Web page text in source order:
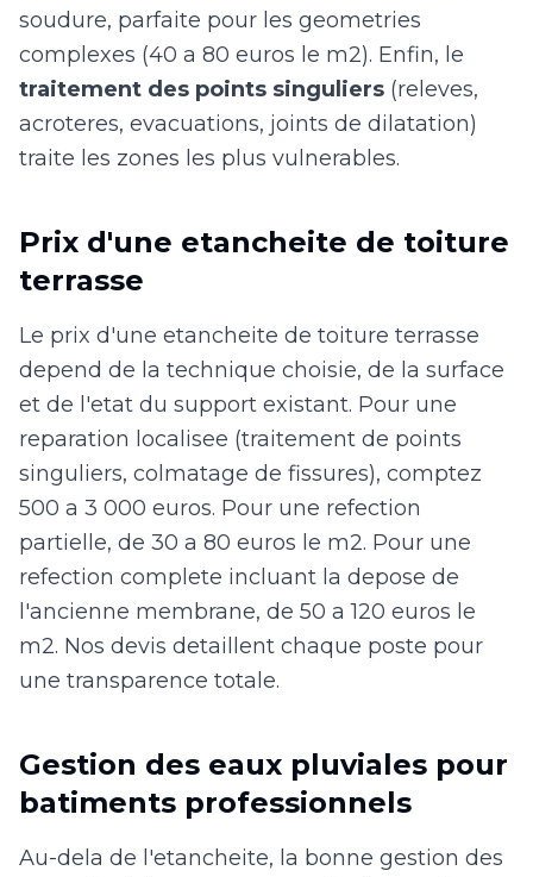
soudure, parfaite pour les geometries
complexes (40 a 80 euros le m2). Enfin, le
traitement des points singuliers (releves,
acroteres, evacuations, joints de dilatation)
traite les zones les plus vulnerables.
Prix d'une etancheite de toiture
terrasse
Le prix d'une etancheite de toiture terrasse
depend de la technique choisie, de la surface
et de l'etat du support existant. Pour une
reparation localisee (traitement de points
singuliers, colmatage de fissures), comptez
500 a 3 000 euros. Pour une refection
partielle, de 30 a 80 euros le m2. Pour une
refection complete incluant la depose de
l'ancienne membrane, de 50 a 120 euros le
m2. Nos devis detaillent chaque poste pour
une transparence totale.
Gestion des eaux pluviales pour
batiments professionnels
Au-dela de l'etancheite, la bonne gestion des